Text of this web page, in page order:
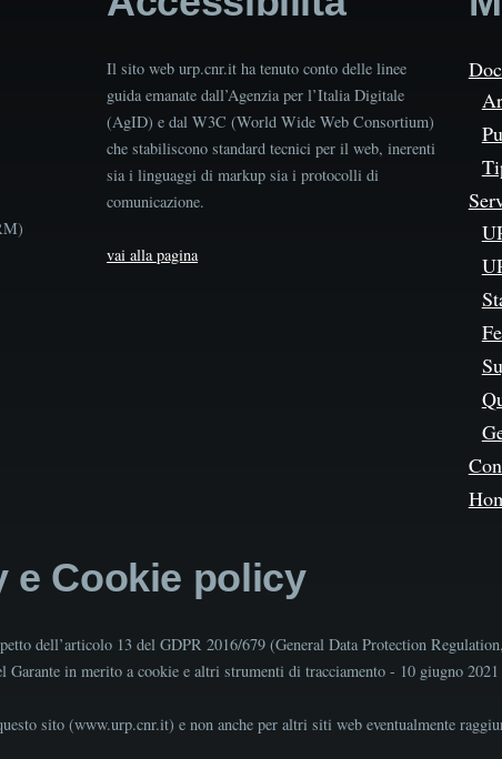
Il sito web urp.cnr.it ha tenuto conto delle linee
guida emanate dall’Agenzia per l’Italia Digitale
(AgID) e dal W3C (World Wide Web Consortium)
che stabiliscono standard tecnici per il web, inerenti
sia i linguaggi di markup sia i protocolli di
comunicazione.
vai alla pagina
e Cookie policy
dell’articolo 13 del GDPR 2016/679 (General Data Protection
Garante in merito a cookie e altri strumenti di tracciamento - 10 giugno
sito (www.urp.cnr.it) e non anche per altri siti web eventualmente